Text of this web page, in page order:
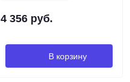
4 356 руб.
В корзину